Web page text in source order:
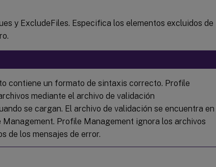
y ExcludeFiles. Especifica los elementos excluidos de
contiene un formato de sintaxis correcto. Profile
mediante el archivo de validación
se cargan. El archivo de validación se encuentra en
Profile Management ignora los archivos
de los mensajes de error.